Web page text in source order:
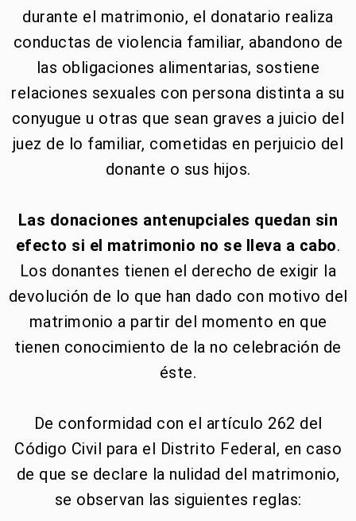
durante el matrimonio, el donatario realiza
conductas de violencia familiar, abandono de
las obligaciones alimentarias, sostiene
relaciones sexuales con persona distinta a su
conyugue u otras que sean graves a juicio del
juez de lo familiar, cometidas en perjuicio del
donante o sus hijos.
Las donaciones antenupciales quedan sin
efecto si el matrimonio no se lleva a cabo.
Los donantes tienen el derecho de exigir la
devolución de lo que han dado con motivo del
matrimonio a partir del momento en que
tienen conocimiento de la no celebración de
éste.
De conformidad con el artículo 262 del
Código Civil para el Distrito Federal, en caso
de que se declare la nulidad del matrimonio,
se observan las siguientes reglas: